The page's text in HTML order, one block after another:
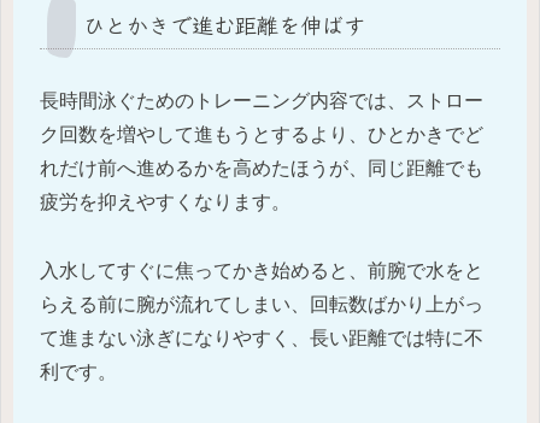
ひとかきで進む距離を伸ばす
長時間泳ぐためのトレーニング内容では、ストロー
ク回数を増やして進もうとするより、ひとかきでど
れだけ前へ進めるかを高めたほうが、同じ距離でも
疲労を抑えやすくなります。
入水してすぐに焦ってかき始めると、前腕で水をと
らえる前に腕が流れてしまい、回転数ばかり上がっ
て進まない泳ぎになりやすく、長い距離では特に不
利です。